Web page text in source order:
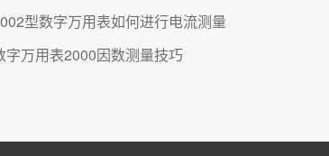
型数字万用表如何进行电流测量
字万用表2000因数测量技巧